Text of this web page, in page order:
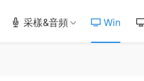
采樣&音頻 Win